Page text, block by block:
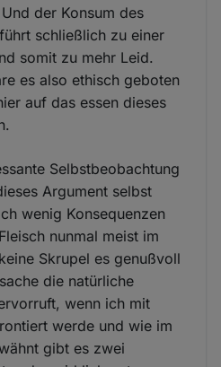
der Konsum des
schließlich zu einer
somit zu mehr Leid.
es also ethisch geboten
auf das essen dieses
Selbstbeobachtung
Argument selbst
wenig Konsequenzen
nunmal meist im
Skrupel es genußvoll
die natürliche
wenn ich mit
werde und wie im
gibt es zwei